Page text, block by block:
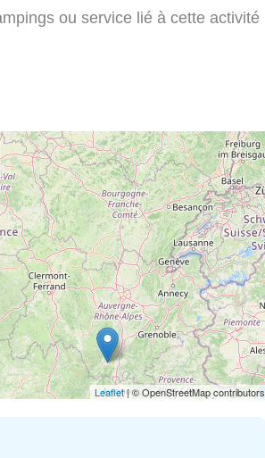
ou service lié à cette activité
Leaflet| © OpenStreetMap contributors